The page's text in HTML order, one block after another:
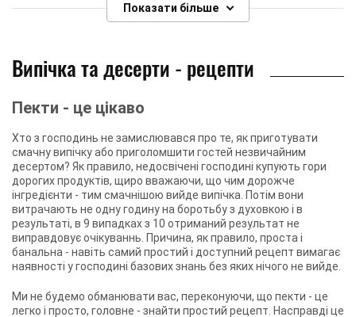
Показати більше
Випічка та десерти - рецепти
Пекти - це цікаво
Хто з господинь не замислювався про те, як приготувати
смачну випічку або приголомшити гостей незвичайним
десертом? Як правило, недосвічені господині купують гори
дорогих продуктів, щиро вважаючи, що чим дорожче
інгредієнти - тим смачнішою вийде випічка. Потім вони
витрачають не одну годину на боротьбу з духовкою і в
результаті, в 9 випадках з 10 отриманий результат не
виправдовує очікуваннь. Причина, як правило, проста і
банальна - навіть самий простий і доступний рецепт вимагає
наявності у господині базових знань без яких нічого не вийде.
Ми не будемо обманювати вас, переконуючи, що пекти - це
легко і просто, головне - знайти простий рецепт. Насправді це